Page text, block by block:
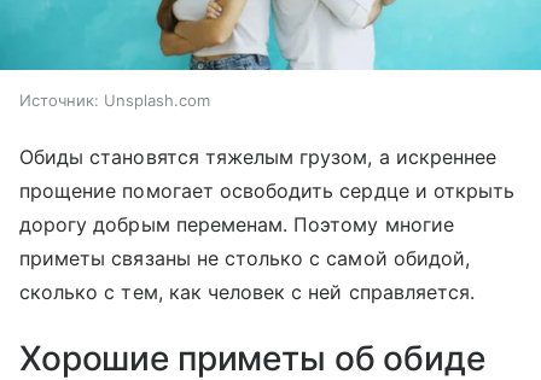
Источник: Unsplash.com
Обиды становятся тяжелым грузом, а искреннее
прощение помогает освободить сердце и открыть
дорогу добрым переменам. Поэтому многие
приметы связаны не столько с самой обидой,
сколько с тем, как человек с ней справляется.
Хорошие приметы об обиде